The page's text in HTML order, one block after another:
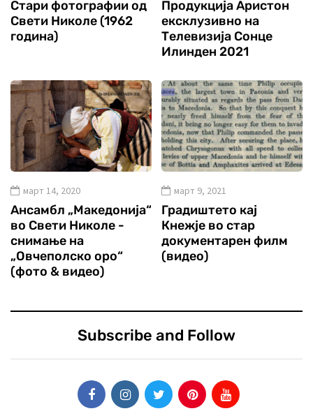
Стари фотографии од
Свети Николе (1962
година)
Продукција Аристон
ексклузивно на
Телевизија Сонце
Илинден 2021
март 14, 2020
Ансамбл „Македонија“
во Свети Николе -
снимање на
„Овчеполско оро“
(фото & видео)
март 9, 2021
Градиштето кај
Кнежје во стар
документарен филм
(видео)
Subscribe and Follow